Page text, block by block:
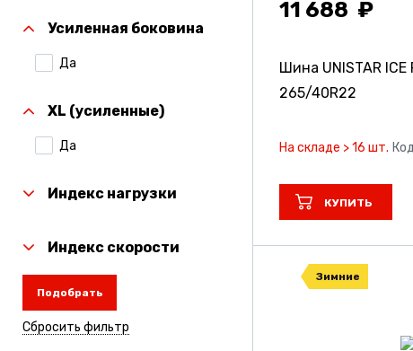
Усиленная боковина
Да
XL (усиленные)
Да
Индекс нагрузки
Индекс скорости
Подобрать
Сбросить фильтр
11 688
Шина UNISTAR ICE
265/40R22
На складе > 16 шт.
КУПИТЬ
Зимние